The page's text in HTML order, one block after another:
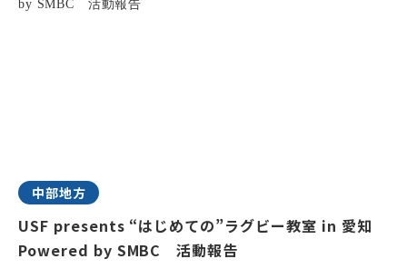
中部地方
USF presents “はじめての”ラグビー教室 in 愛知
Powered by SMBC 活動報告